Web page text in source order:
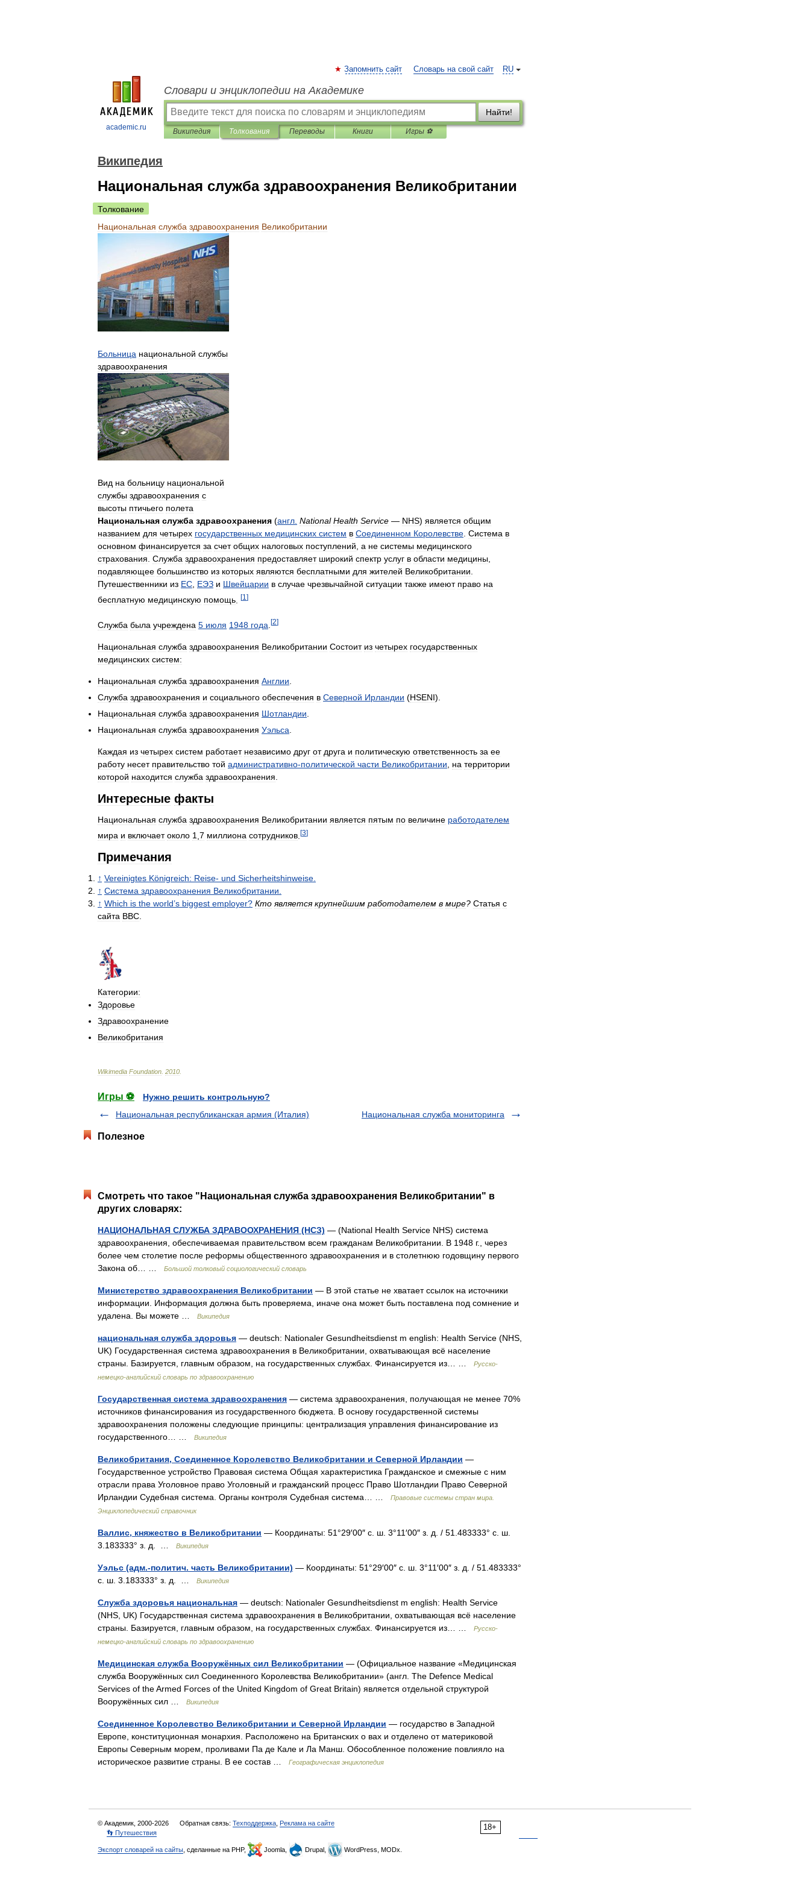
academic.ru
RU
Запомнить сайт Словарь на свой сайт
Словари и энциклопедии на Академике
Найти!
Википедия Толкования Переводы Книги Игры ⚽
Википедия
Национальная служба здравоохранения Великобритании
Толкование
Национальная служба здравоохранения Великобритании
Больница национальной службы
здравоохранения
Вид на больницу национальной
службы здравоохранения с
высоты птичьего полета
Национальная служба здравоохранения (англ National Health Service — NHS) является общим
названием для четырех государственных медицинских систем в Соединенном Королевстве Система в
основном финансируется за счет общих налоговых поступлений а не системы медицинского
страхования Служба здравоохранения предоставляет широкий спектр услуг в области медицины
подавляющее большинство из которых являются бесплатными для жителей Великобритании
Путешественники из ЕС ЕЭЗ и Швейцарии в случае чрезвычайной ситуации также имеют право на
бесплатную медицинскую помощь [1 ]
Служба была учреждена 5 июля 1948 года [2]
Национальная служба здравоохранения Великобритании Состоит из четырех государственных
медицинских систем:
Национальная служба здравоохранения Англии
Служба здравоохранения и социального обеспечения в Северной Ирландии (HSENI).
Национальная служба здравоохранения Шотландии
Национальная служба здравоохранения Уэльса
Каждая из четырех систем работает независимо друг от друга и политическую ответственность за ее
работу несет правительство той административно-политической части Великобритании на территории
которой находится служба здравоохранения
Интересные факты
Национальная служба здравоохранения Великобритании является пятым по величине работодателем
мира и включает около 1 7 миллиона сотрудников [3]
Примечания
↑ Vereinigtes Königreich: Reise- und Sicherheitshinweise.
↑ Система здравоохранения Великобритании.
↑ Which is the world’s biggest employer? Кто является крупнейшим работодателем в мире? Статья с
сайта BBC.
Категории:
Здоровье
Здравоохранение
Великобритания
Wikimedia Foundation. 2010.
Игры ⚽
Нужно решить контрольную?
Национальная республиканская армия (Италия)
Национальная служба мониторинга
Полезное
Смотреть что такое "Национальная служба здравоохранения Великобритании" в
других словарях:
НАЦИОНАЛЬНАЯ СЛУЖБА ЗДРАВООХРАНЕНИЯ (НСЗ) — (National Health Service NHS) система
здравоохранения, обеспечиваемая правительством всем гражданам Великобритании. В 1948 г., через
более чем столетие после реформы общественного здравоохранения и в столетнюю годовщину первого
Закона об… …
Большой толковый социологический словарь
Министерство здравоохранения Великобритании — В этой статье не хватает ссылок на источники
информации. Информация должна быть проверяема, иначе она может быть поставлена под сомнение и
удалена. Вы можете …
Википедия
национальная служба здоровья — deutsch: Nationaler Gesundheitsdienst m english: Health Service (NHS,
UK) Государственная система здравоохранения в Великобритании, охватывающая всё население
страны. Базируется, главным образом, на государственных службах. Финансируется из… …
Русско-
немецко-английский словарь по здравоохранению
Государственная система здравоохранения — система здравоохранения, получающая не менее 70%
источников финансирования из государственного бюджета. В основу государственной системы
здравоохранения положены следующие принципы: централизация управления финансирование из
государственного… …
Википедия
Великобритания, Соединенное Королевство Великобритании и Северной Ирландии —
Государственное устройство Правовая система Общая характеристика Гражданское и смежные с ним
отрасли права Уголовное право Уголовный и гражданский процесс Право Шотландии Право Северной
Ирландии Судебная система. Органы контроля Судебная система… …
Правовые системы стран мира.
Энциклопедический справочник
Валлис, княжество в Великобритании — Координаты: 51°29′00″ с. ш. 3°11′00″ з. д. / 51.483333° с. ш.
3.183333° з. д. …
Википедия
Уэльс (адм.-политич. часть Великобритании) — Координаты: 51°29′00″ с. ш. 3°11′00″ з. д. / 51.483333°
с. ш. 3.183333° з. д. …
Википедия
Служба здоровья национальная — deutsch: Nationaler Gesundheitsdienst m english: Health Service
(NHS, UK) Государственная система здравоохранения в Великобритании, охватывающая всё население
страны. Базируется, главным образом, на государственных службах. Финансируется из… …
Русско-
немецко-английский словарь по здравоохранению
Медицинская служба Вооружённых сил Великобритании — (Официальное название «Медицинская
служба Вооружённых сил Соединенного Королевства Великобритании» (англ. The Defence Medical
Services of the Armed Forces of the United Kingdom of Great Britain) является отдельной структурой
Вооружённых сил …
Википедия
Соединенное Королевство Великобритании и Северной Ирландии — государство в Западной
Европе, конституционная монархия. Расположено на Британских о вах и отделено от материковой
Европы Северным морем, проливами Па де Кале и Ла Манш. Обособленное положение повлияло на
историческое развитие страны. В ее состав …
Географическая энциклопедия
18+
© Академик, 2000-2026 Обратная связь: Техподдержка, Реклама на сайте
👣 Путешествия
Экспорт словарей на сайты, сделанные на PHP, Joomla, Drupal, WordPress, MODx.